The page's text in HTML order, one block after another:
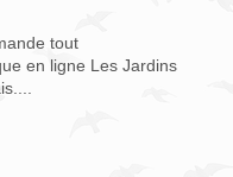
tout
en ligne Les Jardins